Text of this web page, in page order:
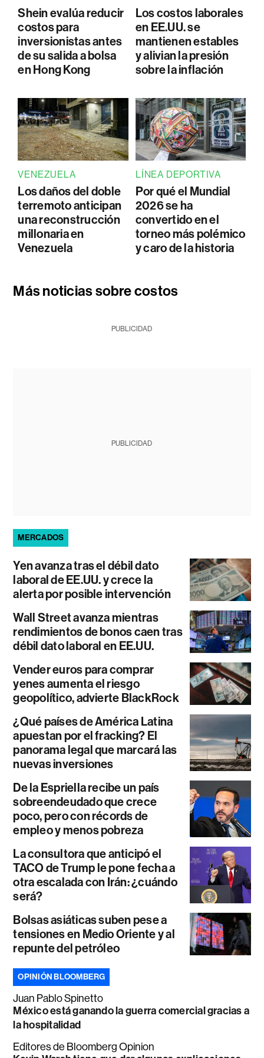
Shein evalúa reducir
costos para
inversionistas antes
de su salida a bolsa
en Hong Kong
Los costos laborales
en EE.UU. se
mantienen estables
y alivian la presión
sobre la inflación
VENEZUELA
Los daños del doble
terremoto anticipan
una reconstrucción
millonaria en
Venezuela
LÍNEA DEPORTIVA
Por qué el Mundial
2026 se ha
convertido en el
torneo más polémico
y caro de la historia
Más noticias sobre costos
PUBLICIDAD
PUBLICIDAD
MERCADOS
Yen avanza tras el débil dato
laboral de EE.UU. y crece la
alerta por posible intervención
Wall Street avanza mientras
rendimientos de bonos caen tras
débil dato laboral en EE.UU.
Vender euros para comprar
yenes aumenta el riesgo
geopolítico, advierte BlackRock
¿Qué países de América Latina
apuestan por el fracking? El
panorama legal que marcará las
nuevas inversiones
De la Espriella recibe un país
sobreendeudado que crece
poco, pero con récords de
empleo y menos pobreza
La consultora que anticipó el
TACO de Trump le pone fecha a
otra escalada con Irán: ¿cuándo
será?
Bolsas asiáticas suben pese a
tensiones en Medio Oriente y al
repunte del petróleo
OPINIÓN BLOOMBERG
Juan Pablo Spinetto
México está ganando la guerra comercial gracias a
la hospitalidad
Editores de Bloomberg Opinion